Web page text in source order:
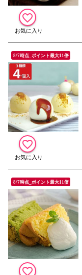
8/7時点_ポイント最大11倍
8/7時点_ポイント最大11倍